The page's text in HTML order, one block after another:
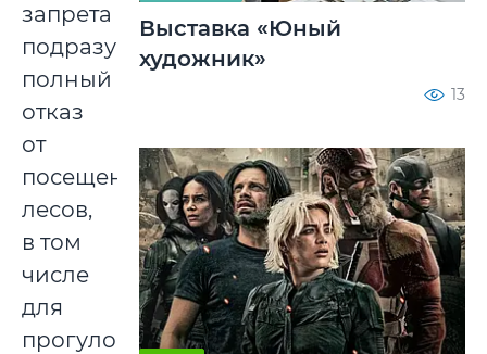
запрета
подразумевает
полный
отказ
от
посещения
лесов,
в том
числе
для
прогулок,
Выставка «Юный
художник»
13